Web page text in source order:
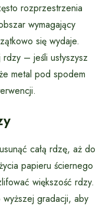
rozprzestrzenia
wymagający
się wydaje.
– jeśli usłyszysz
metal pod spodem
całą rdzę, aż do
papieru ściernego
większość rdzy.
gradacji, aby